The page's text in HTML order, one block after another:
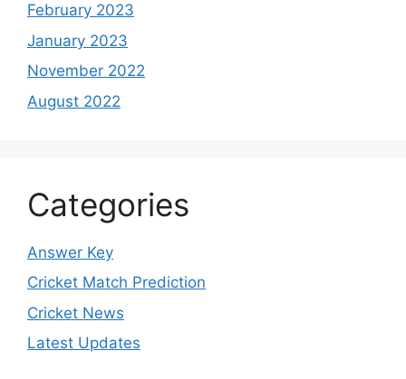
February 2023
January 2023
November 2022
August 2022
Categories
Answer Key
Cricket Match Prediction
Cricket News
Latest Updates